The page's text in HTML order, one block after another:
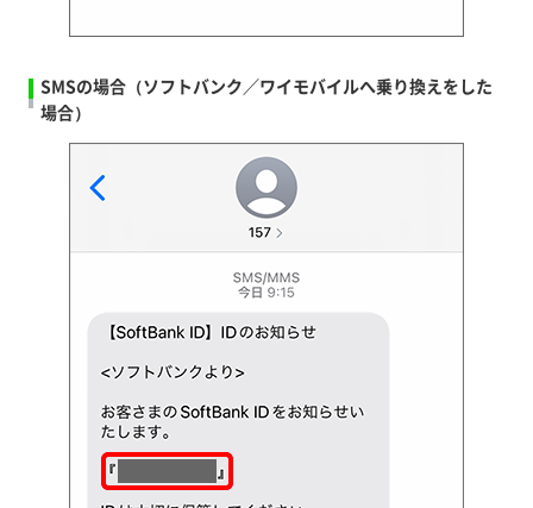
SMSの場合（ソフトバンク／ワイモバイルへ乗り換えをした
場合）